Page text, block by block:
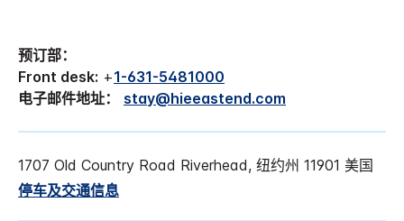
预订部：
Front desk: +1-631-5481000
电子邮件地址：
stay@hieeastend.com
1707 Old Country Road Riverhead, 纽约州 11901 美国
停车及交通信息